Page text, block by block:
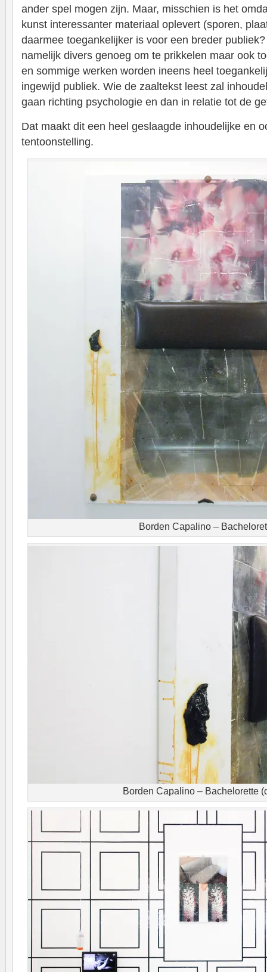
ander spel mogen zijn. Maar, misschien is het
kunst interessanter materiaal oplevert (sporen,
daarmee toegankelijker is voor een breder
namelijk divers genoeg om te prikkelen maar ook
en sommige werken worden ineens heel
ingewijd publiek. Wie de zaaltekst leest zal
gaan richting psychologie en dan in relatie tot de
Dat maakt dit een heel geslaagde inhoudelijke en
tentoonstelling.
Borden Capalino –
Borden Capalino – Bachelorette